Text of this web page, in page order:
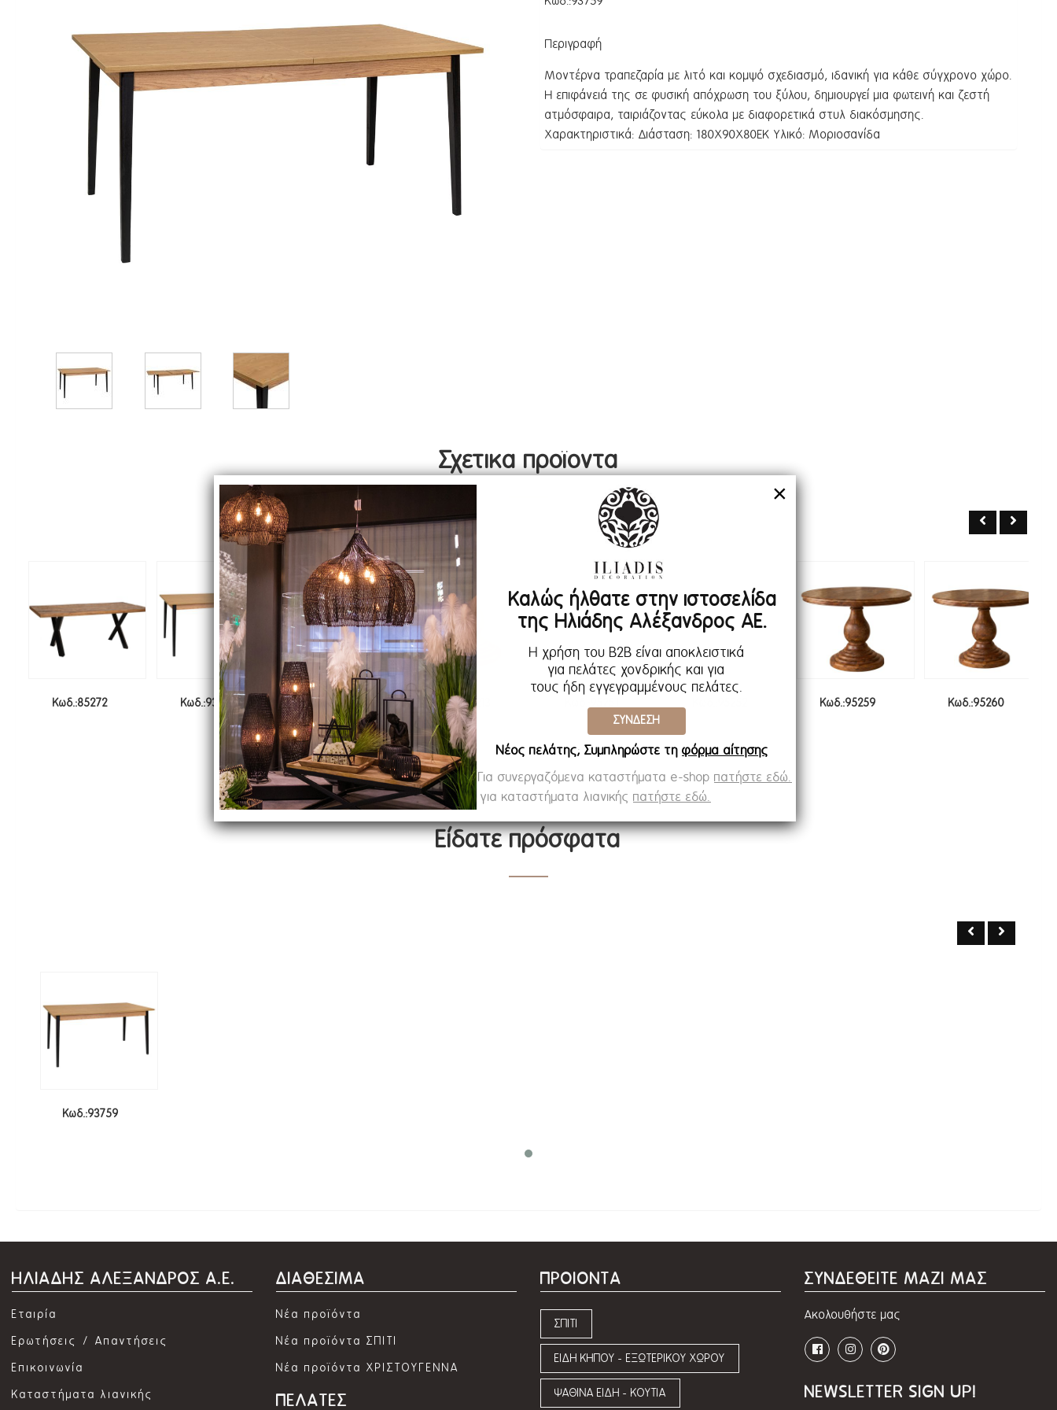
Περιγραφή
Μοντέρνα τραπεζαρία με λιτό και κομψό σχεδιασμό, ιδανική για κάθε σύγχρονο χώρο.
Η επιφάνειά της σε φυσική απόχρωση του ξύλου, δημιουργεί μια φωτεινή και ζεστή
ατμόσφαιρα, ταιριάζοντας εύκολα με διαφορετικά στυλ διακόσμησης.
Χαρακτηριστικά: Διάσταση: 180Χ90Χ80ΕΚ Υλικό: Μοριοσανίδα
Σχετικα προϊοντα
Κωδ.:85272 Κωδ.:93759 Κωδ.:93742 Κωδ.:95213 Κωδ.:95259 Κωδ.:95260
Είδατε πρόσφατα
Κωδ.:93759
ΗΛΙΑΔΗΣ ΑΛΕΞΑΝΔΡΟΣ Α.Ε.
Εταιρία
Ερωτήσεις / Απαντήσεις
Επικοινωνία
Καταστήματα λιανικής
ΔΙΑΘΕΣΙΜΑ
Νέα προϊόντα
Νέα προϊόντα ΣΠΙΤΙ
Νέα προϊόντα ΧΡΙΣΤΟΥΓΕΝΝΑ
ΠΕΛΑΤΕΣ
ΠΡΟΙΟΝΤΑ
ΣΠΙΤΙ
ΕΙΔΗ ΚΗΠΟΥ - ΕΞΩΤΕΡΙΚΟΥ ΧΩΡΟΥ
ΨΑΘΙΝΑ ΕΙΔΗ - ΚΟΥΤΙΑ
ΣΥΝΔΕΘΕΙΤΕ ΜΑΖΙ ΜΑΣ
Ακολουθήστε μας
NEWSLETTER SIGN UP!
ΣΥΝΔΕΣΗ
Καλώς ήλθατε στην ιστοσελίδα
της Ηλιάδης Αλέξανδρος ΑΕ.
Για συνεργαζόμενα καταστήματα e-shop πατήστε εδώ.
Η χρήση του B2B είναι αποκλειστικά
για πελάτες χονδρικής και για
τους ήδη εγγεγραμμένους πελάτες.
Νέος πελάτης; Συμπληρώστε τη φόρμα αίτησης
×
για καταστήματα λιανικής πατήστε εδώ.